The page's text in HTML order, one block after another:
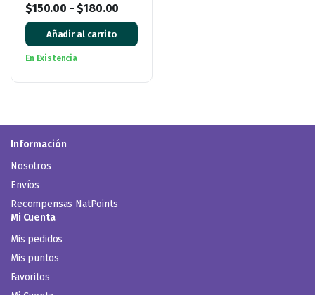
$150.00 - $180.00
Añadir al carrito
En Existencia
Información
Nosotros
Envíos
Recompensas NatPoints
Mi Cuenta
Mis pedidos
Mis puntos
Favoritos